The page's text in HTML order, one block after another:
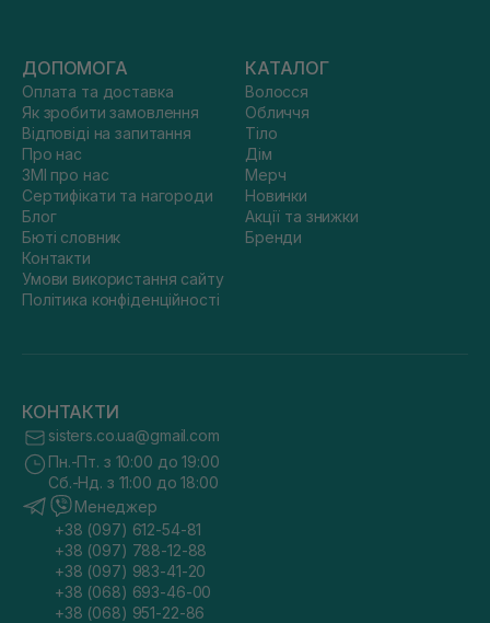
ДОПОМОГА
Оплата та доставка
Як зробити замовлення
Відповіді на запитання
Про нас
ЗМІ про нас
Сертифікати та нагороди
Блог
Бюті словник
Контакти
Умови використання сайту
Політика конфіденційності
КАТАЛОГ
Волосся
Обличчя
Тіло
Дім
Мерч
Новинки
Акції та знижки
Бренди
КОНТАКТИ
sisters.co.ua@gmail.com
Пн.-Пт. з 10:00 до 19:00
Сб.-Нд. з 11:00 до 18:00
Менеджер
+38 (097) 612-54-81
+38 (097) 788-12-88
+38 (097) 983-41-20
+38 (068) 693-46-00
+38 (068) 951-22-86